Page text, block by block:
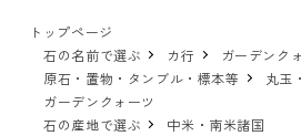
トップページ
石の名前で選ぶ
カ行
ガーデンク
原石・置物・タンブル・標本等
丸玉
ガーデンクォーツ
石の産地で選ぶ
中米・南米諸国